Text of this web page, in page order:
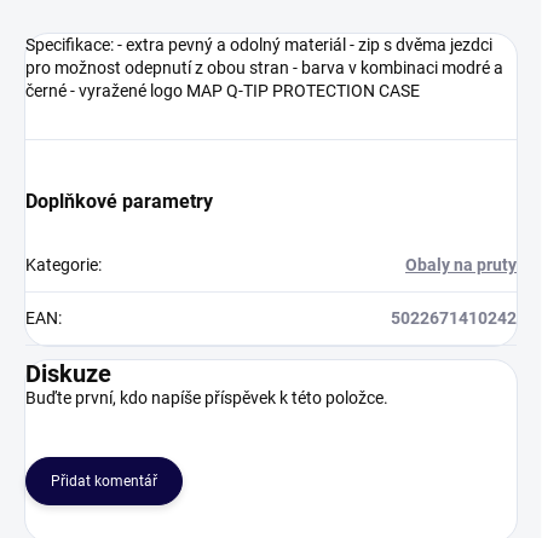
Specifikace: - extra pevný a odolný materiál - zip s dvěma jezdci
pro možnost odepnutí z obou stran - barva v kombinaci modré a
černé - vyražené logo MAP Q-TIP PROTECTION CASE
Doplňkové parametry
Kategorie: Obaly na pruty
EAN: 5022671410242
Diskuze
Buďte první, kdo napíše příspěvek k této položce.
Přidat komentář